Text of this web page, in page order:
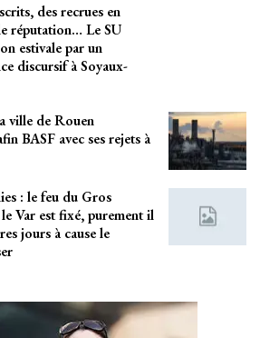
des recrues en
réputation… Le SU
estivale par un
discursif à Soyaux-
ville de Rouen
BASF avec ses rejets à
: le feu du Gros
Var est fixé, purement il
jours à cause le